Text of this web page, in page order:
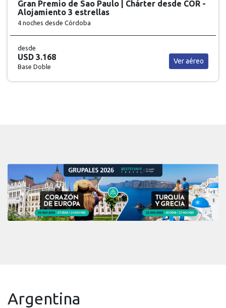
Gran Premio de Sao Paulo | Chárter desde COR -
Alojamiento 3 estrellas
4 noches desde Córdoba
desde
USD 3.168
Base Doble
Ver aéreo
Argentina